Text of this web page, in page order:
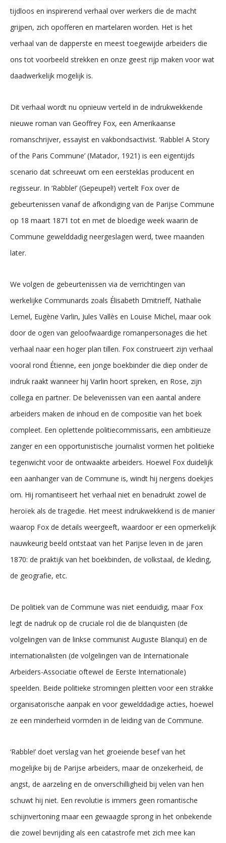
tijdloos en inspirerend verhaal over werkers die de macht
grijpen, zich opofferen en martelaren worden. Het is het
verhaal van de dapperste en meest toegewijde arbeiders die
ons tot voorbeeld strekken en onze geest rijp maken voor wat
daadwerkelijk mogelijk is.
Dit verhaal wordt nu opnieuw verteld in de indrukwekkende
nieuwe roman van Geoffrey Fox, een Amerikaanse
romanschrijver, essayist en vakbondsactivist. ‘Rabble! A Story
of the Paris Commune’ (Matador, 1921) is een eigentijds
scenario dat schreeuwt om een eersteklas producent en
regisseur. In ‘Rabble!’ (Gepeupel!) vertelt Fox over de
gebeurtenissen vanaf de afkondiging van de Parijse Commune
op 18 maart 1871 tot en met de bloedige week waarin de
Commune gewelddadig neergeslagen werd, twee maanden
later.
We volgen de gebeurtenissen via de verrichtingen van
werkelijke Communards zoals Élisabeth Dmitrieff, Nathalie
Lemel, Eugène Varlin, Jules Vallès en Louise Michel, maar ook
door de ogen van geloofwaardige romanpersonages die het
verhaal naar een hoger plan tillen. Fox construeert zijn verhaal
vooral rond Étienne, een jonge boekbinder die diep onder de
indruk raakt wanneer hij Varlin hoort spreken, en Rose, zijn
collega en partner. De belevenissen van een aantal andere
arbeiders maken de inhoud en de compositie van het boek
compleet. Een oplettende politiecommissaris, een ambitieuze
zanger en een opportunistische journalist vormen het politieke
tegenwicht voor de ontwaakte arbeiders. Hoewel Fox duidelijk
een aanhanger van de Commune is, windt hij nergens doekjes
om. Hij romantiseert het verhaal niet en benadrukt zowel de
heroïek als de tragedie. Het meest indrukwekkend is de manier
waarop Fox de details weergeeft, waardoor er een opmerkelijk
nauwkeurig beeld ontstaat van het Parijse leven in de jaren
1870: de praktijk van het boekbinden, de volkstaal, de kleding,
de geografie, etc.
De politiek van de Commune was niet eenduidig, maar Fox
legt de nadruk op de cruciale rol die de blanquisten (de
volgelingen van de linkse communist Auguste Blanqui) en de
internationalisten (de volgelingen van de Internationale
Arbeiders-Associatie oftewel de Eerste Internationale)
speelden. Beide politieke stromingen pleitten voor een strakke
organisatorische aanpak en voor gewelddadige acties, hoewel
ze een minderheid vormden in de leiding van de Commune.
‘Rabble!’ doet verslag van het groeiende besef van het
mogelijke bij de Parijse arbeiders, maar de onzekerheid, de
angst, de aarzeling en de onverschilligheid bij velen van hen
schuwt hij niet. Een revolutie is immers geen romantische
schijnvertoning maar een gewaagde sprong in het onbekende
die zowel bevrijding als een catastrofe met zich mee kan